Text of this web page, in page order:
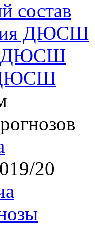
состав
ДЮСШ
ДЮСШ
ДЮСШ
20